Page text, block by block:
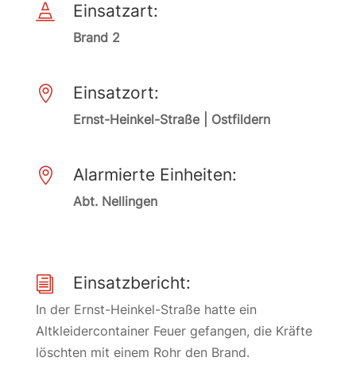
 Einsatzart:
Brand 2
 Einsatzort:
Ernst-Heinkel-Straße | Ostfildern
 Alarmierte Einheiten:
Abt. Nellingen
i Einsatzbericht:
In der Ernst-Heinkel-Straße hatte ein
Altkleidercontainer Feuer gefangen, die Kräfte
löschten mit einem Rohr den Brand.